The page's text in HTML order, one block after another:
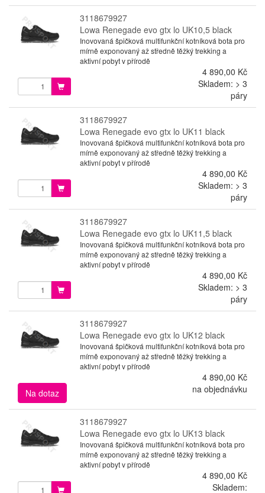
3118679927
Lowa Renegade evo gtx lo UK10,5 black
Inovovaná špičková multifunkční kotníková bota pro
mírně exponovaný až středně těžký trekking a
aktivní pobyt v přírodě
4 890,00 Kč
Skladem: > 3
páry
3118679927
Lowa Renegade evo gtx lo UK11 black
Inovovaná špičková multifunkční kotníková bota pro
mírně exponovaný až středně těžký trekking a
aktivní pobyt v přírodě
4 890,00 Kč
Skladem: > 3
páry
3118679927
Lowa Renegade evo gtx lo UK11,5 black
Inovovaná špičková multifunkční kotníková bota pro
mírně exponovaný až středně těžký trekking a
aktivní pobyt v přírodě
4 890,00 Kč
Skladem: > 3
páry
3118679927
Lowa Renegade evo gtx lo UK12 black
Inovovaná špičková multifunkční kotníková bota pro
mírně exponovaný až středně těžký trekking a
aktivní pobyt v přírodě
4 890,00 Kč
Na dotaz
na objednávku
3118679927
Lowa Renegade evo gtx lo UK13 black
Inovovaná špičková multifunkční kotníková bota pro
mírně exponovaný až středně těžký trekking a
aktivní pobyt v přírodě
4 890,00 Kč
Skladem: